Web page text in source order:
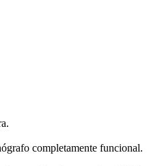
completamente funcional.